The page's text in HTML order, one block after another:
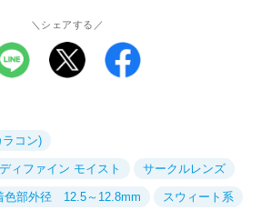
＼シェアする／
ラコン)
ィファイン モイスト サークルレンズ
色部外径 12.5～12.8mm スウィート系